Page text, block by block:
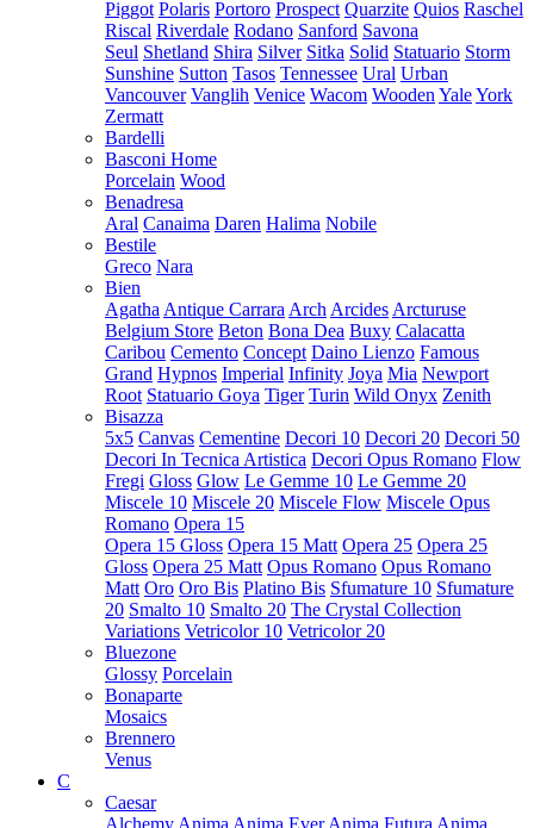
Piggot Polaris Portoro Prospect Quarzite Quios Raschel
Riscal Riverdale Rodano Sanford Savona
Seul Shetland Shira Silver Sitka Solid Statuario Storm
Sunshine Sutton Tasos Tennessee Ural Urban
Vancouver Vanglih Venice Wacom Wooden YaleYork
Zermatt
Bardelli
Basconi Home
Porcelain Wood
Benadresa
Aral Canaima Daren Halima Nobile
Bestile
Greco Nara
Bien
Agatha Antique Carrara Arch Arcides Arcturuse
Belgium Store Beton Bona Dea Buxy Calacatta
Caribou Cemento Concept Daino Lienzo Famous
Grand Hypnos Imperial Infinity Joya Mia Newport
Root Statuario Goya Tiger Turin Wild Onyx Zenith
Bisazza
5x5 Canvas Cementine Decori 10 Decori 20 Decori 50
Decori In Tecnica Artistica Decori Opus Romano Flow
Fregi Gloss Glow Le Gemme 10 Le Gemme 20
Miscele 10 Miscele 20 Miscele Flow Miscele Opus
Romano Opera 15
Opera 15 Gloss Opera 15 Matt Opera 25 Opera 25
Gloss Opera 25 Matt Opus Romano Opus Romano
Matt Oro Oro Bis Platino Bis Sfumature 10 Sfumature
20 Smalto 10 Smalto 20 The Crystal Collection
Variations Vetricolor 10 Vetricolor 20
Bluezone
Glossy Porcelain
Bonaparte
Mosaics
Brennero
Venus
C
Caesar